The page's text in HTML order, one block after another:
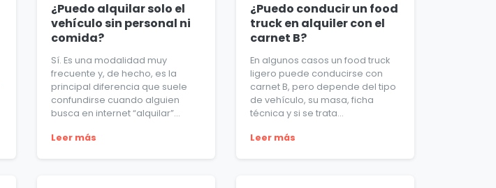
¿Puedo alquilar solo el
vehículo sin personal ni
comida?
Sí. Es una modalidad muy
frecuente y, de hecho, es la
principal diferencia que suele
confundirse cuando alguien
busca en internet “alquilar”...
Leer más
¿Puedo conducir un food
truck en alquiler con el
carnet B?
En algunos casos un food truck
ligero puede conducirse con
carnet B, pero depende del tipo
de vehículo, su masa, ficha
técnica y si se trata...
Leer más